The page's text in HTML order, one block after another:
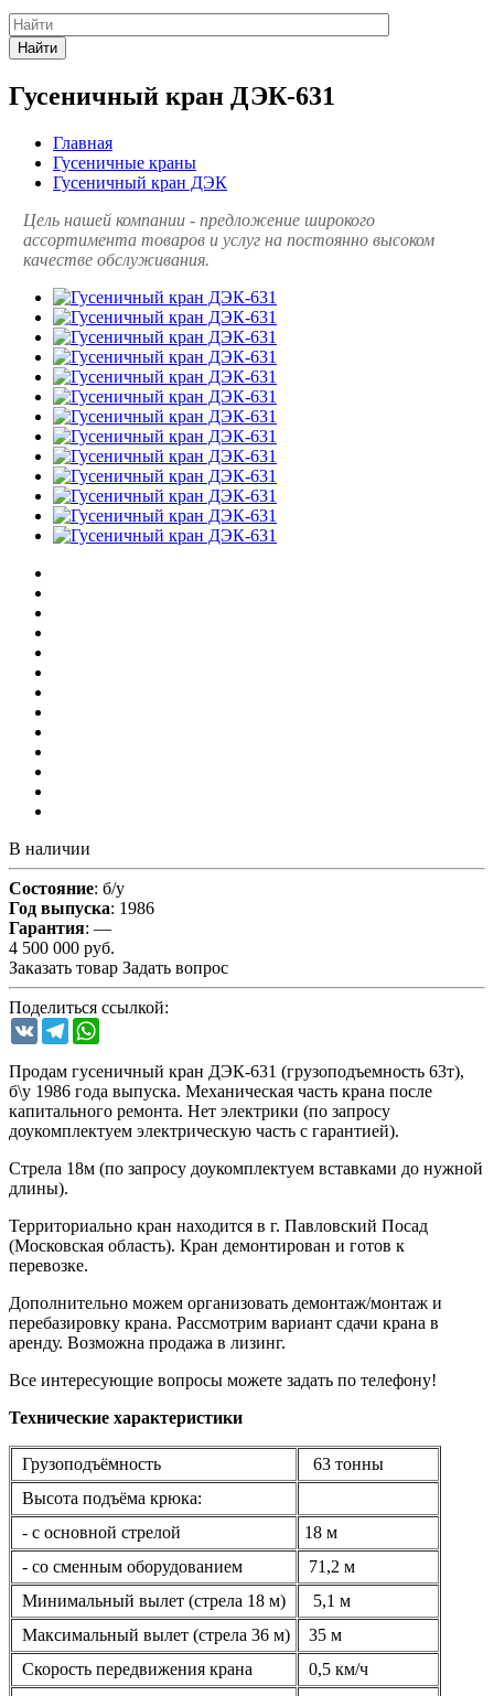
Найти
Гусеничный кран ДЭК-631
Главная
Гусеничные краны
Гусеничный кран ДЭК
Цель нашей компании - предложение широкого
ассортимента товаров и услуг на постоянно высоком
качестве обслуживания.
В наличии
Состояние: б/у
Год выпуска: 1986
Гарантия: —
4 500 000 руб.
Заказать товар Задать вопрос
Поделиться ссылкой:
VK Telegram
Продам гусеничный кран ДЭК-631 (грузоподъемность 63т),
б\у 1986 года выпуска. Механическая часть крана после
капитального ремонта. Нет электрики (по запросу
доукомплектуем электрическую часть с гарантией).
Стрела 18м (по запросу доукомплектуем вставками до нужной
длины).
Территориально кран находится в г. Павловский Посад
(Московская область). Кран демонтирован и готов к
перевозке.
Дополнительно можем организовать демонтаж/монтаж и
перебазировку крана. Рассмотрим вариант сдачи крана в
аренду. Возможна продажа в лизинг.
Все интересующие вопросы можете задать по телефону!
Технические характеристики
Грузоподъёмность
63 тонны
Высота подъёма крюка:
- с основной стрелой
18 м
- со сменным оборудованием
71,2 м
Минимальный вылет (стрела 18 м)
5,1 м
Максимальный вылет (стрела 36 м)
35 м
Скорость передвижения крана
0,5 км/ч